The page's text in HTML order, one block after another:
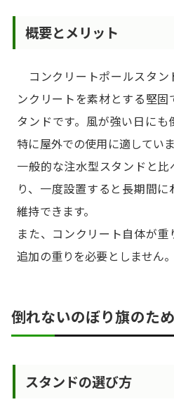
概要とメリット
コンクリートポールスタン
ンクリートを素材とする堅
タンドです。風が強い日にも
特に屋外での使用に適していま
一般的な注水型スタンドと
り、一度設置すると長期間
維持できます。
また、コンクリート自体が重
追加の重りを必要としません。
倒れないのぼり旗のた
スタンドの選び方